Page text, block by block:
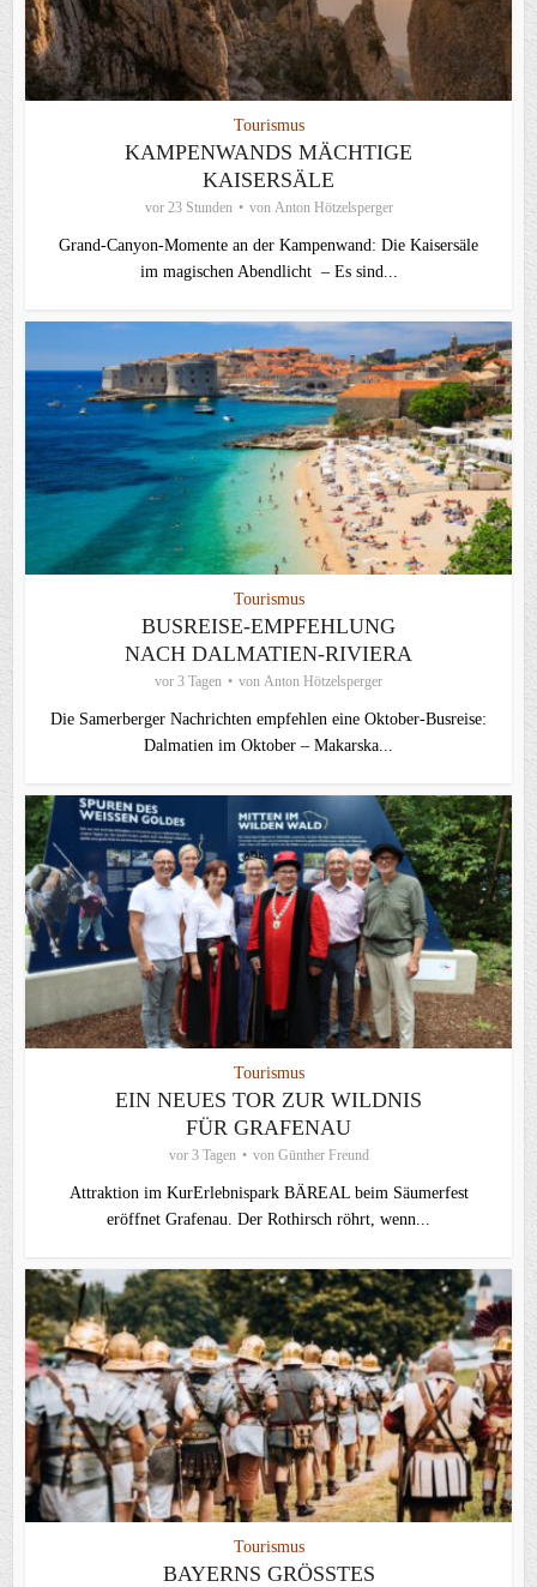
Tourismus
KAMPENWANDS MÄCHTIGE
KAISERSÄLE
vor 23 Stunden von Anton Hötzelsperger
Grand-Canyon-Momente an der Kampenwand: Die Kaisersäle
im magischen Abendlicht – Es sind...
Tourismus
BUSREISE-EMPFEHLUNG
NACH DALMATIEN-RIVIERA
vor 3 Tagen von Anton Hötzelsperger
Die Samerberger Nachrichten empfehlen eine Oktober-Busreise:
Dalmatien im Oktober – Makarska...
Tourismus
EIN NEUES TOR ZUR WILDNIS
FÜR GRAFENAU
vor 3 Tagen von Günther Freund
Attraktion im KurErlebnispark BÄREAL beim Säumerfest
eröffnet Grafenau. Der Rothirsch röhrt, wenn...
Tourismus
BAYERNS GRÖSSTES R